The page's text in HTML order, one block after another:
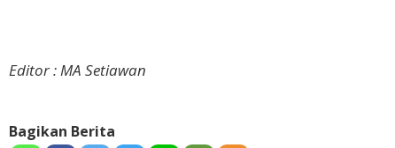
Editor : MA Setiawan
Bagikan Berita